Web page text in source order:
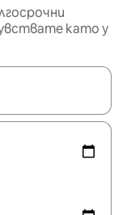
като у